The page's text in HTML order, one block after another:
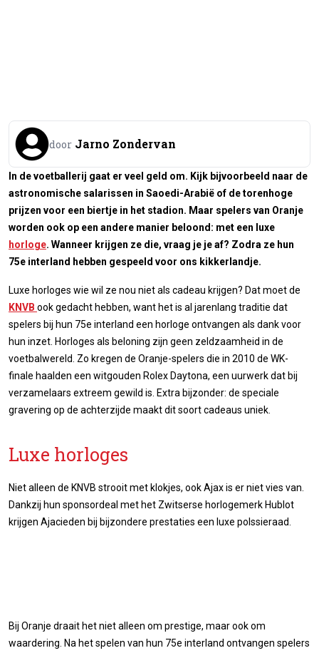
door Jarno Zondervan
In de voetballerij gaat er veel geld om. Kijk bijvoorbeeld naar de
astronomische salarissen in Saoedi-Arabië of de torenhoge
prijzen voor een biertje in het stadion. Maar spelers van Oranje
worden ook op een andere manier beloond: met een luxe
horloge. Wanneer krijgen ze die, vraag je je af? Zodra ze hun
75e interland hebben gespeeld voor ons kikkerlandje.
Luxe horloges wie wil ze nou niet als cadeau krijgen? Dat moet de
KNVB ook gedacht hebben, want het is al jarenlang traditie dat
spelers bij hun 75e interland een horloge ontvangen als dank voor
hun inzet. Horloges als beloning zijn geen zeldzaamheid in de
voetbalwereld. Zo kregen de Oranje-spelers die in 2010 de WK-
finale haalden een witgouden Rolex Daytona, een uurwerk dat bij
verzamelaars extreem gewild is. Extra bijzonder: de speciale
gravering op de achterzijde maakt dit soort cadeaus uniek.
Luxe horloges
Niet alleen de KNVB strooit met klokjes, ook Ajax is er niet vies van.
Dankzij hun sponsordeal met het Zwitserse horlogemerk Hublot
krijgen Ajacieden bij bijzondere prestaties een luxe polssieraad.
Bij Oranje draait het niet alleen om prestige, maar ook om
waardering. Na het spelen van hun 75e interland ontvangen spelers